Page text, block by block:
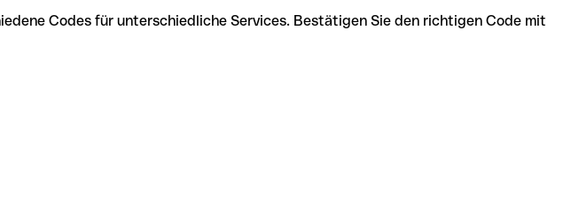
Codes für unterschiedliche Services. Bestätigen Sie den richtigen Code mit